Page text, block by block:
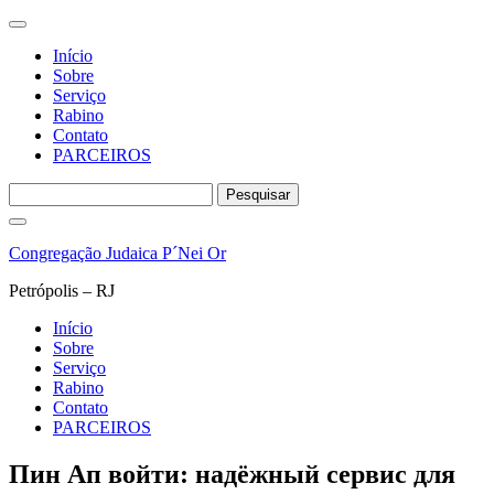
Início
Sobre
Serviço
Rabino
Contato
PARCEIROS
por:
Pular
o
Congregação Judaica P´Nei Or
Petrópolis – RJ
Início
Sobre
Serviço
Rabino
Contato
PARCEIROS
Пин Ап войти: надёжный сервис для